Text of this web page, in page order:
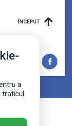
ÎNCEPUT
a
traficul